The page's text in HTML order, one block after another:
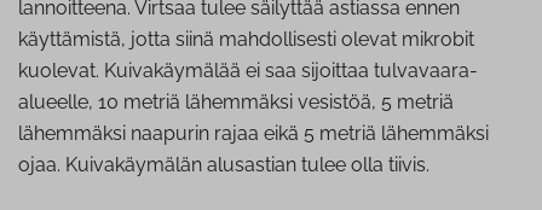
lannoitteena. Virtsaa tulee säilyttää astiassa ennen
käyttämistä, jotta siinä mahdollisesti olevat mikrobit
kuolevat. Kuivakäymälää ei saa sijoittaa tulvavaara-
alueelle, 10 metriä lähemmäksi vesistöä, 5 metriä
lähemmäksi naapurin rajaa eikä 5 metriä lähemmäksi
ojaa. Kuivakäymälän alusastian tulee olla tiivis.